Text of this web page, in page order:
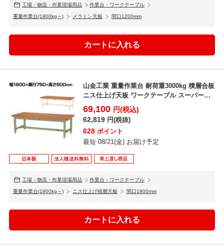
工場・物流・作業現場用品 作業台・ワークテーブル
重量作業台(1800kg～) メラミン天板 間口1200mm
山金工業 重量作業台 耐荷重3000kg 積層合板
ニス仕上げ天板 ワークテーブル スーパータ
イプ S...
69,100 円(税込)
62,819 円(税抜)
628 ポイント
最短 08/21(金) お届け予定
工場・物流・作業現場用品 作業台・ワークテーブル
重量作業台(1800kg～) ニス仕上げ積層天板 間口1800mm